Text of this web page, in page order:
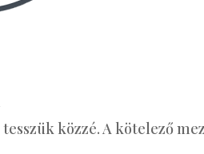
közzé.A kötelező